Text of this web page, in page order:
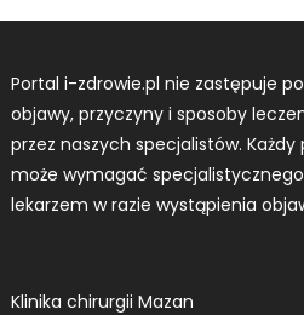
Portal i-zdrowie.pl nie zastępuje
objawy, przyczyny i sposoby
przez naszych specjalistów.
może wymagać
lekarzem w razie wystąpienia
Klinika chirurgii Mazan